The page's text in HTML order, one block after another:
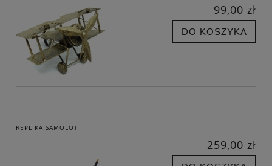
99,00 zł
DO KOSZYKA
REPLIKA SAMOLOT
259,00 zł